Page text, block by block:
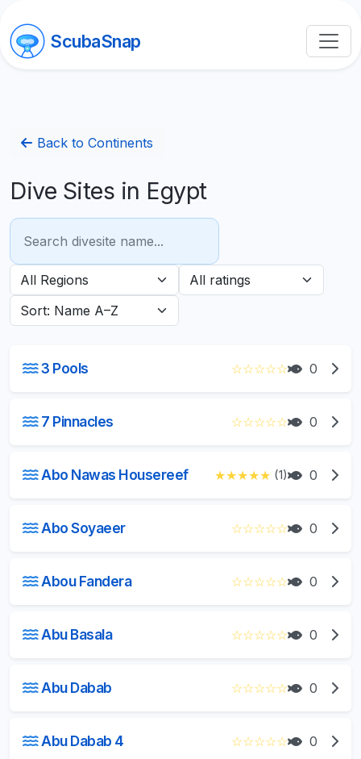
ScubaSnap
Back to Continents
Dive Sites in Egypt
3 Pools ☆☆☆☆☆ 0
7 Pinnacles ☆☆☆☆☆ 0
Abo Nawas Housereef ★★★★★ (1) 0
Abo Soyaeer ☆☆☆☆☆ 0
Abou Fandera ☆☆☆☆☆ 0
Abu Basala ☆☆☆☆☆ 0
Abu Dabab ☆☆☆☆☆ 0
Abu Dabab 4 ☆☆☆☆☆ 0